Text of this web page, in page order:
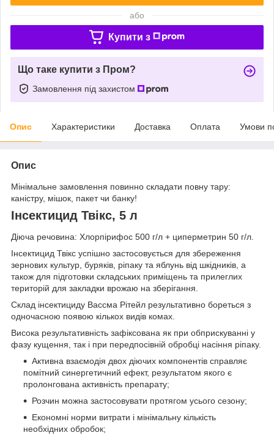
або
Купити з
Що таке купити з Пром?
Замовлення під захистом
Опис Характеристики Доставка Оплата Умови
Опис
Мінімальне замовлення повинно складати повну тару:
каністру, мішок, пакет чи банку!
Інсектицид Твікс, 5 л
Діюча речовина: Хлорпірифос 500 г/л + циперметрин 50 г/л.
Інсектицид Твікс успішно застосовується для збереження
зернових культур, буряків, ріпаку та яблунь від шкідників, а
також для підготовки складських приміщень та прилеглих
територій для закладки врожаю на зберігання.
Склад інсектициду Вассма Рітейл результативно бореться з
одночасною появою кількох видів комах.
Висока результативність зафіксована як при обприскуванні у
фазу кущення, так і при передпосівній обробці насіння ріпаку.
Активна взаємодія двох діючих компонентів справляє
помітний синергетичний ефект, результатом якого є
пролонгована активність препарату;
Розчин можна застосовувати протягом усього сезону;
Економні норми витрати і мінімальну кількість
необхідних обробок;